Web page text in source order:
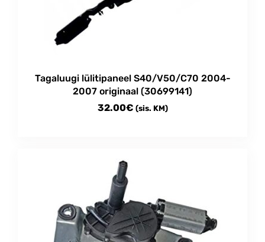
Tagaluugi lülitipaneel S40/V50/C70 2004-
2007 originaal (30699141)
32.00€ (sis. KM)